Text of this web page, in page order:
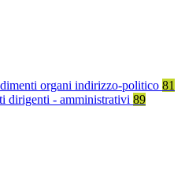
organi indirizzo-politico 81
dirigenti - amministrativi 89